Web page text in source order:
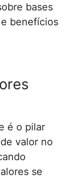
bases
benefícios
é o pilar
valor no
se